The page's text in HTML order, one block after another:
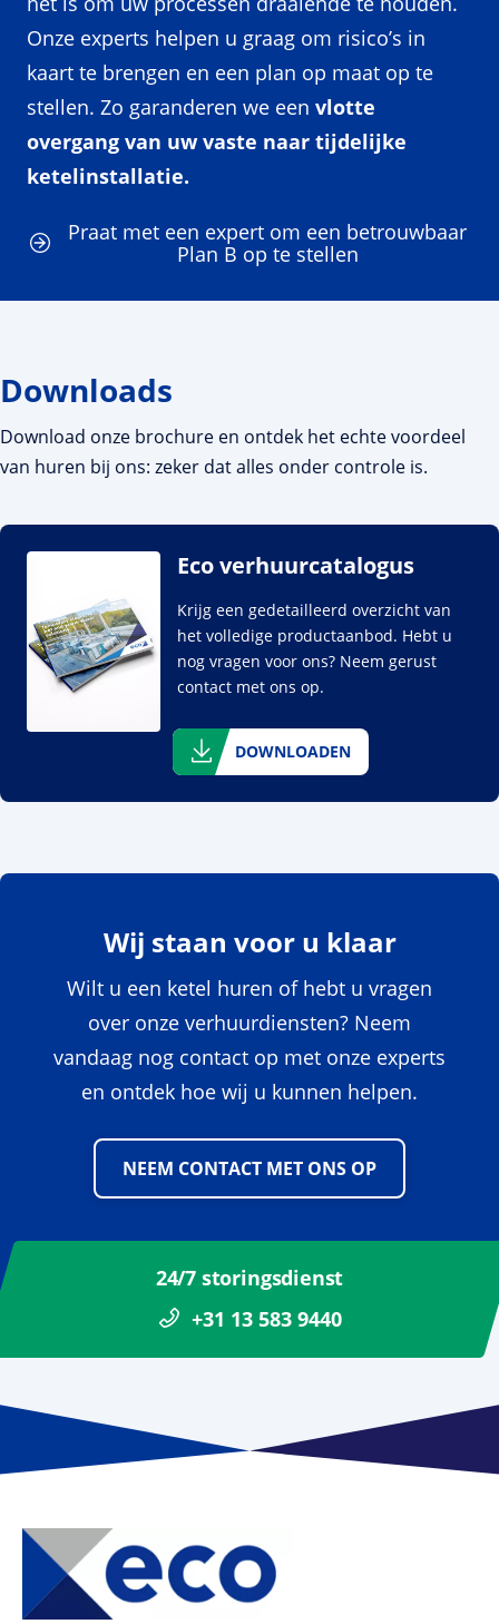
Onze experts helpen u graag om risico’s in
kaart te brengen en een plan op maat op te
stellen. Zo garanderen we een vlotte
overgang van uw vaste naar tijdelijke
ketelinstallatie.
Praat met een expert om een betrouwbaar
Plan B op te stellen
Downloads
Download onze brochure en ontdek het echte voordeel
van huren bij ons: zeker dat alles onder controle is.
Eco verhuurcatalogus
Krijg een gedetailleerd overzicht van
het volledige productaanbod. Hebt u
nog vragen voor ons? Neem gerust
contact met ons op.
DOWNLOADEN
Wij staan voor u klaar
Wilt u een ketel huren of hebt u vragen
over onze verhuurdiensten? Neem
vandaag nog contact op met onze experts
en ontdek hoe wij u kunnen helpen.
NEEM CONTACT MET ONS OP
24/7 storingsdienst
+31 13 583 9440